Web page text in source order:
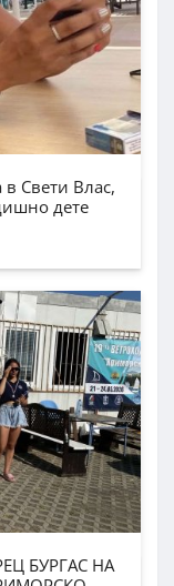
Свети Влас,
дете
БУРГАС НА